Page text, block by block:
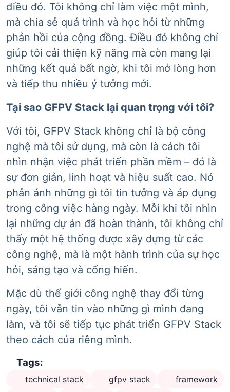
điều đó. Tôi không chỉ làm việc một mình,
mà chia sẻ quá trình và học hỏi từ những
phản hồi của cộng đồng. Điều đó không chỉ
giúp tôi cải thiện kỹ năng mà còn mang lại
những kết quả bất ngờ, khi tôi mở lòng hơn
và tiếp thu nhiều ý tưởng mới.
Tại sao GFPV Stack lại quan trọng với tôi?
Với tôi, GFPV Stack không chỉ là bộ công
nghệ mà tôi sử dụng, mà còn là cách tôi
nhìn nhận việc phát triển phần mềm – đó là
sự đơn giản, linh hoạt và hiệu suất cao. Nó
phản ánh những gì tôi tin tưởng và áp dụng
trong công việc hàng ngày. Mỗi khi tôi nhìn
lại những dự án đã hoàn thành, tôi không chỉ
thấy một hệ thống được xây dựng từ các
công nghệ, mà là một hành trình của sự học
hỏi, sáng tạo và cống hiến.
Mặc dù thế giới công nghệ thay đổi từng
ngày, tôi vẫn tin vào những gì mình đang
làm, và tôi sẽ tiếp tục phát triển GFPV Stack
theo cách của riêng mình.
Tags:
technical stack gfpv stack
framework